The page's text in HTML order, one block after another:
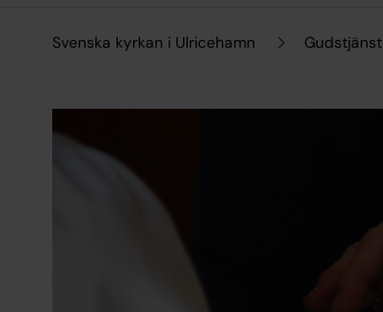
Svenska kyrkan i Ulricehamn Gudstjänst